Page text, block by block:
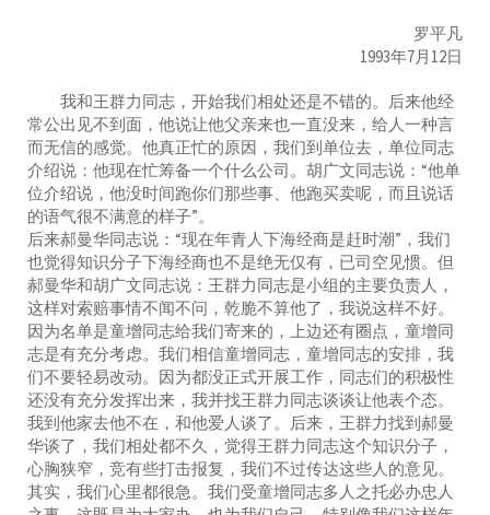
罗平凡
1993年7月12日
我和王群力同志，开始我们相处还是不错的。后来他经
常公出见不到面，他说让他父亲来也一直没来，给人一种言
而无信的感觉。他真正忙的原因，我们到单位去，单位同志
介绍说：他现在忙筹备一个什么公司。胡广文同志说：“他单
位介绍说，他没时间跑你们那些事、他跑买卖呢，而且说话
的语气很不满意的样子”。
后来郝曼华同志说：“现在年青人下海经商是赶时潮”，我们
也觉得知识分子下海经商也不是绝无仅有，已司空见惯。但
郝曼华和胡广文同志说：王群力同志是小组的主要负责人，
这样对索赔事情不闻不问，乾脆不算他了，我说这样不好。
因为名单是童增同志给我们寄来的，上边还有圈点，童增同
志是有充分考虑。我们相信童增同志，童增同志的安排，我
们不要轻易改动。因为都没正式开展工作，同志们的积极性
还没有充分发挥出来，我并找王群力同志谈谈让他表个态。
我到他家去他不在，和他爱人谈了。后来，王群力找到郝曼
华谈了，我们相处都不久，觉得王群力同志这个知识分子，
心胸狭窄，竞有些打击报复，我们不过传达这些人的意见。
其实，我们心里都很急。我们受童增同志多人之托必办忠人